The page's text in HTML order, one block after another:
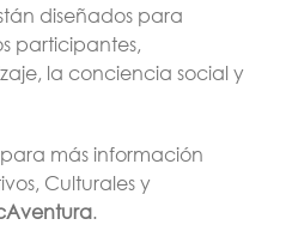
diseñados para
participantes,
la conciencia social y
más información
Culturales y
.